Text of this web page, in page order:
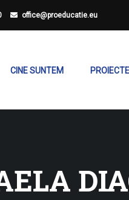
office@proeducatie.eu
CINE SUNTEM PROIECTE